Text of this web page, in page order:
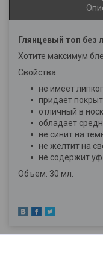
Глянцевый топ без
Хотите максимум
Свойства:
не имеет
придает
отличный в
обладает
не синит на
не желтит на
не содержит
Объем: 30 мл.